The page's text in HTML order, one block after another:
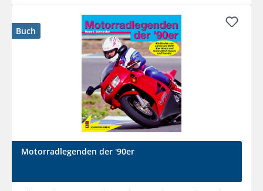
Buch
Motorradlegenden der '90er